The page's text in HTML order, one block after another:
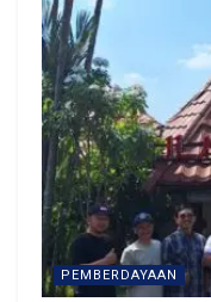
PEMBERDAYAAN